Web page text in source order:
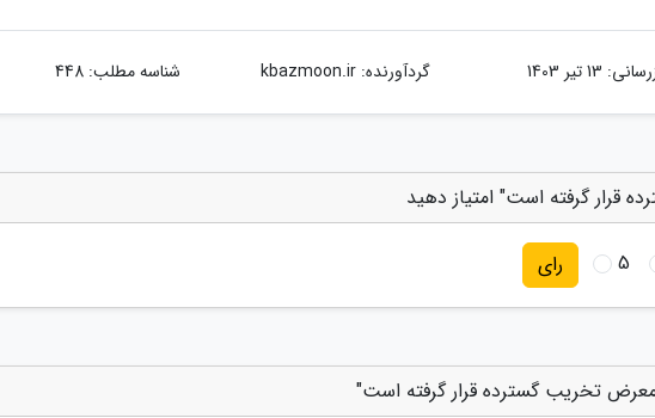
13 تیر 1403 گردآورنده:kbazmoon.ir شناسه مطلب: 448
قرار گرفته است" امتیاز دهید
5 رای
معرض تخریب گسترده قرار گرفته است"